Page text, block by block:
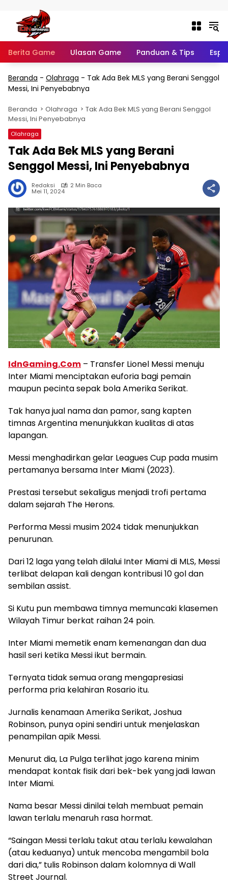
Berita Game Ulasan Game Panduan & Tips
Beranda - Olahraga - Tak Ada Bek MLS yang Berani Senggol
Messi, Ini Penyebabnya
Beranda Olahraga
Tak Ada Bek MLS yang Berani Senggol
Messi, Ini Penyebabnya
Olahraga
Tak Ada Bek MLS yang Berani
Senggol Messi, Ini Penyebabnya
Redaksi 2 Min Baca
Mei 11, 2024
IdnGaming.Com – Transfer Lionel Messi menuju
Inter Miami menciptakan euforia bagi pemain
maupun pecinta sepak bola Amerika Serikat.
Tak hanya jual nama dan pamor, sang kapten
timnas Argentina menunjukkan kualitas di atas
lapangan.
Messi menghadirkan gelar Leagues Cup pada musim
pertamanya bersama Inter Miami (2023).
Prestasi tersebut sekaligus menjadi trofi pertama
dalam sejarah The Herons.
Performa Messi musim 2024 tidak menunjukkan
penurunan.
Dari 12 laga yang telah dilalui Inter Miami di MLS, Messi
terlibat delapan kali dengan kontribusi 10 gol dan
sembilan assist.
Si Kutu pun membawa timnya memuncaki klasemen
Wilayah Timur berkat raihan 24 poin.
Inter Miami memetik enam kemenangan dan dua
hasil seri ketika Messi ikut bermain.
Ternyata tidak semua orang mengapresiasi
performa pria kelahiran Rosario itu.
Jurnalis kenamaan Amerika Serikat, Joshua
Robinson, punya opini sendiri untuk menjelaskan
penampilan apik Messi.
Menurut dia, La Pulga terlihat jago karena minim
mendapat kontak fisik dari bek-bek yang jadi lawan
Inter Miami.
Nama besar Messi dinilai telah membuat pemain
lawan terlalu menaruh rasa hormat.
“Saingan Messi terlalu takut atau terlalu kewalahan
(atau keduanya) untuk mencoba mengambil bola
dari dia,” tulis Robinson dalam kolomnya di Wall
Street Journal.